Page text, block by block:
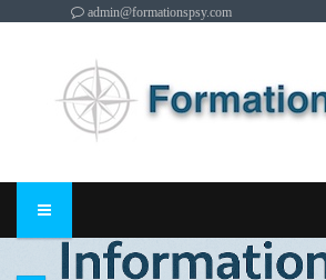
admin@formationspsy.com